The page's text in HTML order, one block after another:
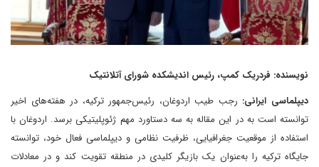
نویسنده: فردریک کمپ، رئیس اندیشکده شورای آتلانتیک
دیپلماسی ایرانی: رجب طیب اردوغان، رئیس‌جمهور ترکیه، در هفته‌های اخیر
توانسته است به در این مقاله به سه دستاورد مهم ژئوپلیتیکی برسد. اردوغان با
استفاده از موقعیت جغرافیایی، ظرفیت نظامی و دیپلماسی فعال خود، توانسته
جایگاه ترکیه را به‌عنوان یک بازیگر کلیدی در منطقه تقویت کند و در معادلات